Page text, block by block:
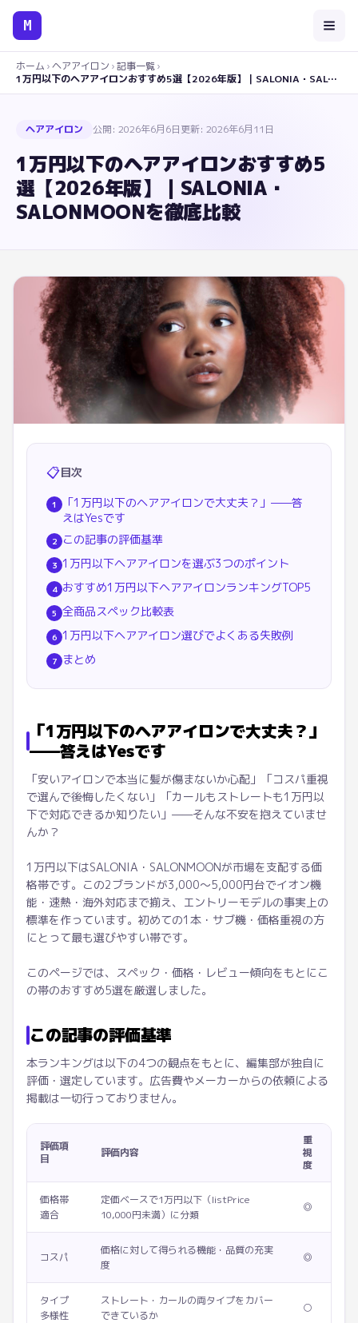
M
ホーム ›ヘアアイロン ›記事一覧›
1万円以下のヘアアイロンおすすめ5選【2026年版】｜SALONIA・SALONMOONを徹底比較
ヘアアイロン 公開: 2026年6月6日更新: 2026年6月11日
1万円以下のヘアアイロンおすすめ5
選【2026年版】｜SALONIA・
SALONMOONを徹底比較
📋目次
1
「1万円以下のヘアアイロンで大丈夫？」——答
えはYesです
2 この記事の評価基準
3 1万円以下ヘアアイロンを選ぶ3つのポイント
4 おすすめ1万円以下ヘアアイロンランキングTOP5
5 全商品スペック比較表
6 1万円以下ヘアアイロン選びでよくある失敗例
7 まとめ
「1万円以下のヘアアイロンで大丈夫？」
——答えはYesです
「安いアイロンで本当に髪が傷まないか心配」「コスパ重視
で選んで後悔したくない」「カールもストレートも1万円以
下で対応できるか知りたい」——そんな不安を抱えていませ
んか？
1万円以下はSALONIA・SALONMOONが市場を支配する価
格帯です。この2ブランドが3,000〜5,000円台でイオン機
能・速熱・海外対応まで揃え、エントリーモデルの事実上の
標準を作っています。初めての1本・サブ機・価格重視の方
にとって最も選びやすい帯です。
このページでは、スペック・価格・レビュー傾向をもとにこ
の帯のおすすめ5選を厳選しました。
この記事の評価基準
本ランキングは以下の4つの観点をもとに、編集部が独自に
評価・選定しています。広告費やメーカーからの依頼による
掲載は一切行っておりません。
評価項
目
評価内容
重
視
度
価格帯
適合
定価ベースで1万円以下（listPrice
10,000円未満）に分類
◎
コスパ
価格に対して得られる機能・品質の充実
度
◎
タイプ
多様性
ストレート・カールの両タイプをカバー
できているか
○